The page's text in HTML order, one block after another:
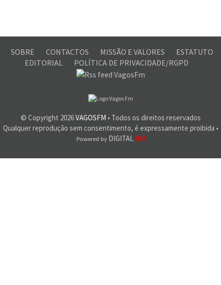
SOBRE CONTACTOS MISSÃO E VALORES
ESTATUTO
EDITORIAL
POLÍTICA DE PRIVACIDADE/RGPD
© Copyright 2026VAGOSFM • Todos os direitos reservados
Qualquer reprodução sem consentimento, é expressamente proibida •
Powered byDIGITAL RM